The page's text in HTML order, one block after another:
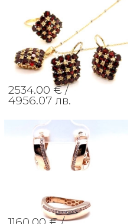
2534.00 € /
4956.07 лв.